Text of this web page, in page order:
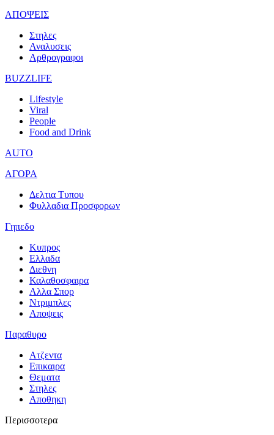
ΑΠΟΨΕΙΣ
Στηλες
Αναλυσεις
Αρθρογραφοι
BUZZLIFE
Lifestyle
Viral
People
Food and Drink
AUTO
ΑΓΟΡΑ
Δελτια Τυπου
Φυλλαδια Προσφορων
Γηπεδο
Κυπρος
Ελλαδα
Διεθνη
Καλαθοσφαιρα
Αλλα Σπορ
Ντριμπλες
Αποψεις
Παραθυρο
Ατζεντα
Επικαιρα
Θεματα
Στηλες
Αποθηκη
Περισσοτερα